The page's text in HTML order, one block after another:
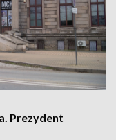
Prezydent